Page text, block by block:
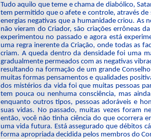
Tudo aquilo que teme e chama de diabólico,
tem permitido que o afete e controle, através
energias negativas que a humanidade criou. As
não vieram do Criador, são criações errôneas
experimentou no passado e agora está
uma regra inerente da Criação, onde todas as
criam. A queda dentro da densidade foi uma
gradualmente permeados com as negativas
resultando na formação de um grande
muitas formas pensamentos e qualidades
dos mistérios da vida foi que muitas pessoas
tem pouca ou nenhuma consciência, mas
enquanto outros tipos, pessoas adoráveis e
suas vidas. No passado, muitas vezes foram
então, você não tinha ciência do que ocorrera
uma vida futura. Está assegurado que débitos
forma apropriada decidida pelos membros do